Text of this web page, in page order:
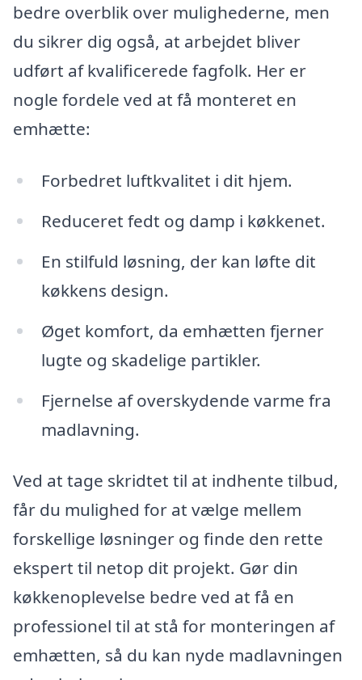
bedre overblik over mulighederne, men
du sikrer dig også, at arbejdet bliver
udført af kvalificerede fagfolk. Her er
nogle fordele ved at få monteret en
emhætte:
Forbedret luftkvalitet i dit hjem.
Reduceret fedt og damp i køkkenet.
En stilfuld løsning, der kan løfte dit
køkkens design.
Øget komfort, da emhætten fjerner
lugte og skadelige partikler.
Fjernelse af overskydende varme fra
madlavning.
Ved at tage skridtet til at indhente tilbud,
får du mulighed for at vælge mellem
forskellige løsninger og finde den rette
ekspert til netop dit projekt. Gør din
køkkenoplevelse bedre ved at få en
professionel til at stå for monteringen af
emhætten, så du kan nyde madlavningen